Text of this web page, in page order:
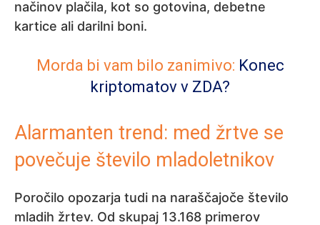
načinov plačila, kot so gotovina, debetne
kartice ali darilni boni.
Morda bi vam bilo zanimivo: Konec
kriptomatov v ZDA?
Alarmanten trend: med žrtve se
povečuje število mladoletnikov
Poročilo opozarja tudi na naraščajoče število
mladih žrtev. Od skupaj 13.168 primerov